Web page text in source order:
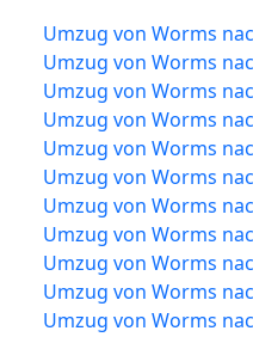
Umzug von Worms
Umzug von Worms
Umzug von Worms
Umzug von Worms
Umzug von Worms
Umzug von Worms
Umzug von Worms
Umzug von Worms
Umzug von Worms
Umzug von Worms
Umzug von Worms